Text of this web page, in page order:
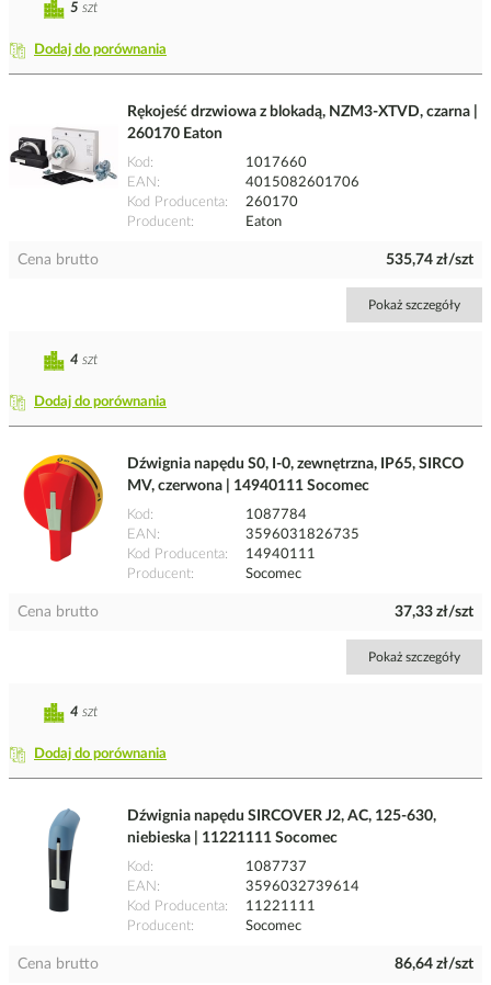
Dodaj do porównania
5 szt
Rękojeść drzwiowa z blokadą, NZM3-XTVD, czarna |
260170 Eaton
Kod
1017660
EAN
4015082601706
Kod Producenta
260170
Producent
Eaton
Cena brutto 535,74 zł/szt
Pokaż szczegóły
Dodaj do porównania
4 szt
Dźwignia napędu S0, I-0, zewnętrzna, IP65, SIRCO
MV, czerwona | 14940111 Socomec
Kod
1087784
EAN
3596031826735
Kod Producenta
14940111
Producent
Socomec
Cena brutto 37,33 zł/szt
Pokaż szczegóły
Dodaj do porównania
4 szt
Dźwignia napędu SIRCOVER J2, AC, 125-630,
niebieska | 11221111 Socomec
Kod
1087737
EAN
3596032739614
Kod Producenta
11221111
Producent
Socomec
Cena brutto 86,64 zł/szt